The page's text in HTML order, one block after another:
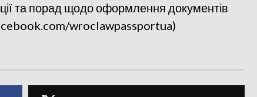
та порад щодо оформлення документів
wroclawpassportua)